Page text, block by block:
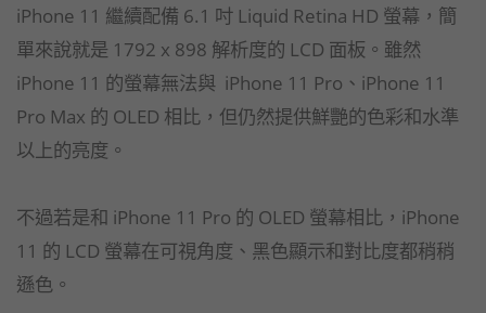
iPhone 11 繼續配備 6.1 吋 Liquid Retina HD 螢幕，簡
單來說就是 1792 x 898 解析度的 LCD 面板。雖然
iPhone 11 的螢幕無法與 iPhone 11 Pro、iPhone 11
Pro Max 的 OLED 相比，但仍然提供鮮艷的色彩和水準
以上的亮度。
不過若是和 iPhone 11 Pro 的 OLED 螢幕相比，iPhone
11 的 LCD 螢幕在可視角度、黑色顯示和對比度都稍稍
遜色。